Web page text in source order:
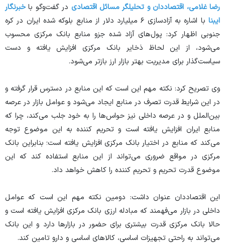
رضا غلامی، اقتصاددان و تحلیلگر مسائل اقتصادی در گفت‌وگو با خبرنگار
ایبنا
با اشاره به آزادسازی ۶ میلیارد دلار از منابع بلوکه شده ایران در کره
جنوبی اظهار کرد: پول‌های آزاد شده جزو منابع بانک مرکزی محسوب
می‌شود، از این لحاظ ذخایر بانک مرکزی افزایش یافته و دست
سیاست‌گذار برای مدیریت بهتر بازار ارز بازتر می‌شود.
وی تصریح کرد: نکته مهم این است که این منابع در دسترس قرار گرفته و
در این شرایط قدرت تصرف در منابع ایجاد می‌شود و عوامل بازار در عرصه
بین‌الملل و در عرصه داخلی نیز حواس‌ها را به خود جلب می‌کند، چرا که
منابع ایران افزایش یافته است و تحریم کننده به این موضوع توجه
می‌کند که منابع در اختیار بانک مرکزی افزایش یافته است؛ بنابراین بانک
مرکزی در مواقع ضروری می‌تواند از این منابع استفاده کند که این
موضوع قدرت تحریم و تحریم کننده را کاهش خواهد داد.
این اقتصاددان عنوان داشت: دومین نکته مهم این است که عوامل
داخلی در بازار می‌فهمند که مبادله ارزی بانک مرکزی افزایش یافته است و
حالا بانک مرکزی قدرت بیشتری برای حضور در بازار‌ها دارد و این بانک
می‌تواند به راحتی تجهیزات اساسی، کالا‌های اساسی و دارو تامین کند.